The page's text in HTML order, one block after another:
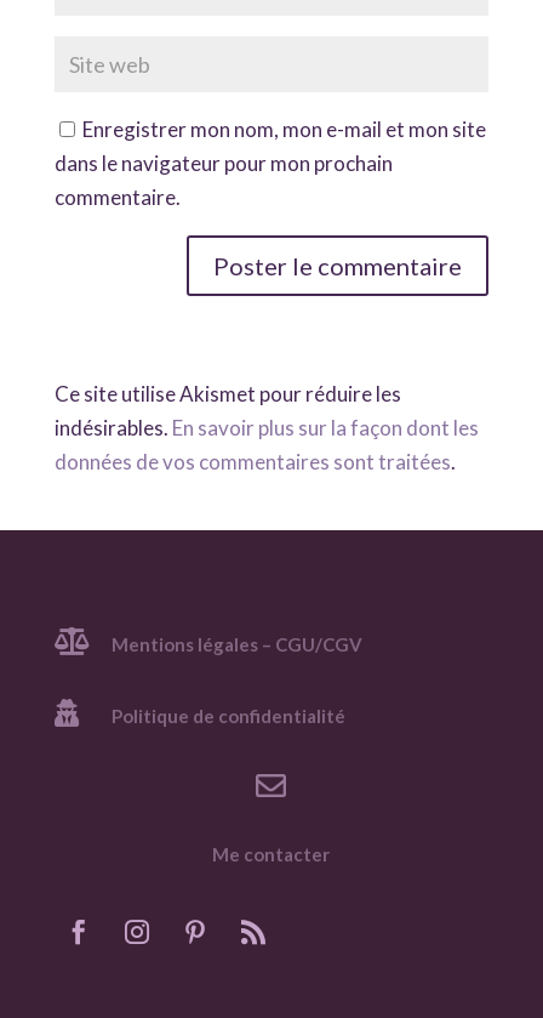
Enregistrer mon nom, mon e-mail et mon site
dans le navigateur pour mon prochain
commentaire.
Ce site utilise Akismet pour réduire les
indésirables. En savoir plus sur la façon dont les
données de vos commentaires sont traitées.
 Mentions légales – CGU/CGV
 Politique de confidentialité

Me contacter